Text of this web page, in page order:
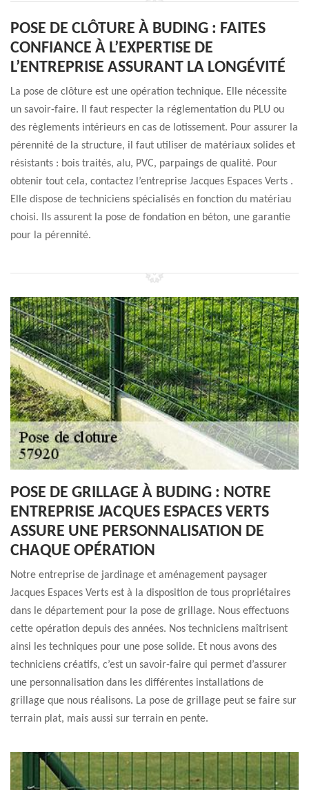
POSE DE CLÔTURE À BUDING : FAITES
CONFIANCE À L’EXPERTISE DE
L’ENTREPRISE ASSURANT LA LONGÉVITÉ
La pose de clôture est une opération technique. Elle nécessite
un savoir-faire. Il faut respecter la réglementation du PLU ou
des règlements intérieurs en cas de lotissement. Pour assurer la
pérennité de la structure, il faut utiliser de matériaux solides et
résistants : bois traités, alu, PVC, parpaings de qualité. Pour
obtenir tout cela, contactez l’entreprise Jacques Espaces Verts .
Elle dispose de techniciens spécialisés en fonction du matériau
choisi. Ils assurent la pose de fondation en béton, une garantie
pour la pérennité.
POSE DE GRILLAGE À BUDING : NOTRE
ENTREPRISE JACQUES ESPACES VERTS
ASSURE UNE PERSONNALISATION DE
CHAQUE OPÉRATION
Notre entreprise de jardinage et aménagement paysager
Jacques Espaces Verts est à la disposition de tous propriétaires
dans le département pour la pose de grillage. Nous effectuons
cette opération depuis des années. Nos techniciens maîtrisent
ainsi les techniques pour une pose solide. Et nous avons des
techniciens créatifs, c’est un savoir-faire qui permet d’assurer
une personnalisation dans les différentes installations de
grillage que nous réalisons. La pose de grillage peut se faire sur
terrain plat, mais aussi sur terrain en pente.